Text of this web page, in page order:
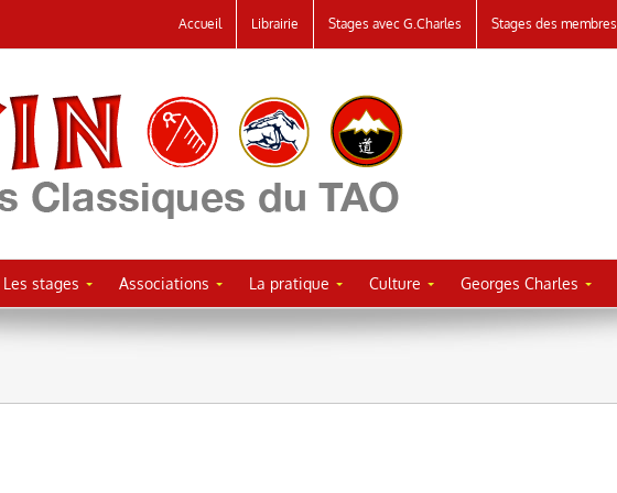
Accueil Librairie Stages avec G.Charles Stages des membres
Les stages Associations La pratique Culture Georges Charles